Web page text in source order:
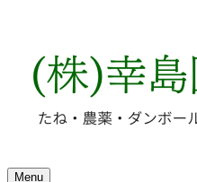
Menu